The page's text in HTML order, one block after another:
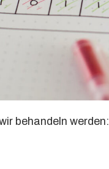
behandeln werden: